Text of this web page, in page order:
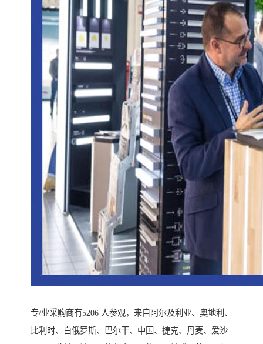
专/业采购商有5206 人参观，来自阿尔及利亚、奥地利、
比利时、白俄罗斯、巴尔干、中国、捷克、丹麦、爱沙